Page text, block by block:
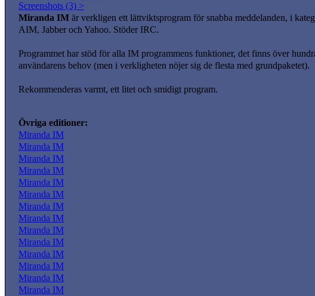
Screenshots (3) >
Miranda IM är verkligen ett lättviktsprogram för snabba meddelanden, i
AIM, Jabber och Yahoo. Stöder IRC.
Programmet har stöd för alla IM programmens funktioner, det finns över
användarens behov (men i verkligheten nöjer sig de flesta med grundpaketet).
Rekommenderas varmt, ett litet och smidigt program.
Övriga editioner:
Miranda IM
Miranda IM
Miranda IM
Miranda IM
Miranda IM
Miranda IM
Miranda IM
Miranda IM
Miranda IM
Miranda IM
Miranda IM
Miranda IM
Miranda IM
Miranda IM